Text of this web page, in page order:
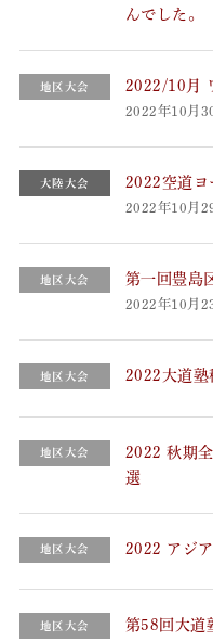
んでした。
地区大会 2022/10月
2022年10月
大陸大会 2022空道ヨ
2022年10月
地区大会 第一回豊島
2022年10月
地区大会 2022大道塾
地区大会
2022 秋期
選
地区大会 2022 アジ
地区大会 第58回大道